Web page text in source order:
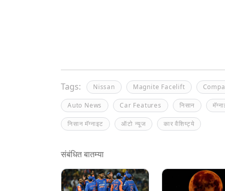
Tags: Nissan Magnite Facelift
Auto News Car Features निसान
निसान मॅग्नाइट ऑटो न्यूज कार वैशिष्ट्ये
संबंधित बातम्या